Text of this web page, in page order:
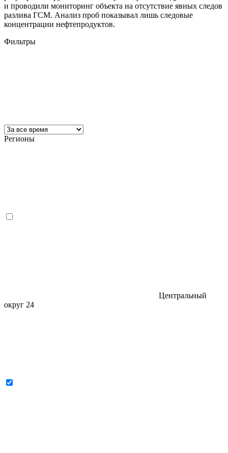
и проводили мониторинг объекта на отсутствие явных следов
разлива ГСМ. Анализ проб показывал лишь следовые
концентрации нефтепродуктов.
Фильтры
Регионы
Центральный
округ 24